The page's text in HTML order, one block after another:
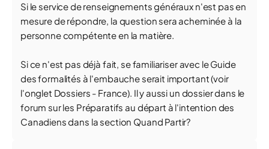
Si le service de renseignements généraux n'est pas en
mesure de répondre, la question sera acheminée à la
personne compétente en la matière.
Si ce n'est pas déjà fait, se familiariser avec le Guide
des formalités à l'embauche serait important (voir
l'onglet Dossiers - France). Il y aussi un dossier dans le
forum sur les Préparatifs au départ à l'intention des
Canadiens dans la section Quand Partir?